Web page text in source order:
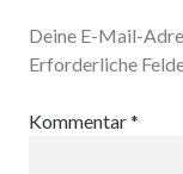
Deine E-Mail-
Erforderliche
Kommentar*